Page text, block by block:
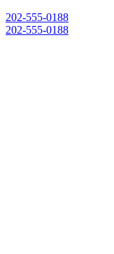
202-555-0188
202-555-0188